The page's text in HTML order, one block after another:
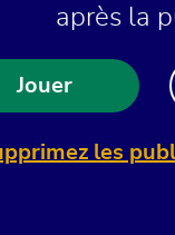
après la
les
Jouer